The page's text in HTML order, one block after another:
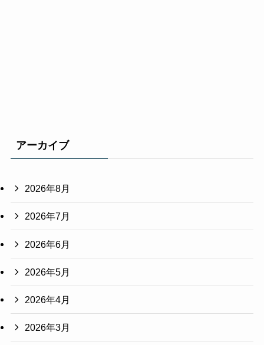
アーカイブ
2026年8月
2026年7月
2026年6月
2026年5月
2026年4月
2026年3月